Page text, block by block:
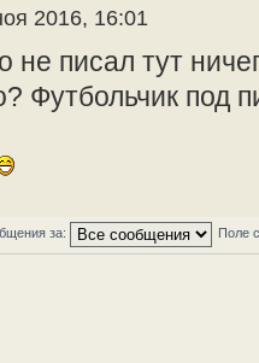
2016, 16:01
не писал тут
Футбольчик под
за: Поле